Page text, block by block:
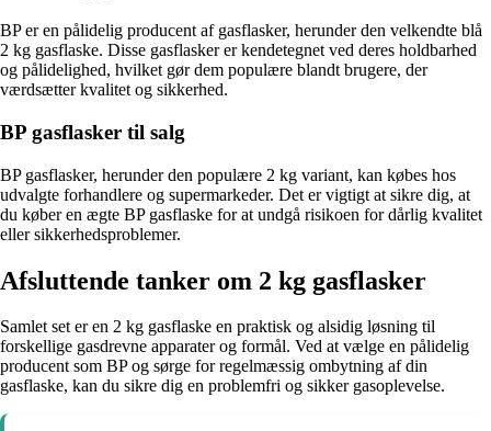
BP er en pålidelig producent af gasflasker, herunder den velkendte blå
2 kg gasflaske. Disse gasflasker er kendetegnet ved deres holdbarhed
og pålidelighed, hvilket gør dem populære blandt brugere, der
værdsætter kvalitet og sikkerhed.
BP gasflasker til salg
BP gasflasker, herunder den populære 2 kg variant, kan købes hos
udvalgte forhandlere og supermarkeder. Det er vigtigt at sikre dig, at
du køber en ægte BP gasflaske for at undgå risikoen for dårlig kvalitet
eller sikkerhedsproblemer.
Afsluttende tanker om 2 kg gasflasker
Samlet set er en 2 kg gasflaske en praktisk og alsidig løsning til
forskellige gasdrevne apparater og formål. Ved at vælge en pålidelig
producent som BP og sørge for regelmæssig ombytning af din
gasflaske, kan du sikre dig en problemfri og sikker gasoplevelse.